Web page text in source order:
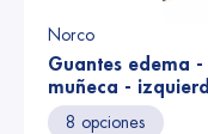
Norco
Guantes edema
muñeca -
8 opciones